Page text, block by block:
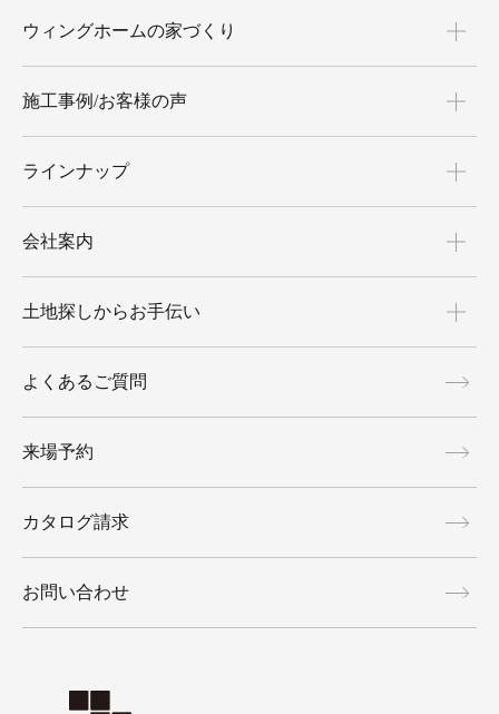
ウィングホームの家づくり
施工事例/お客様の声
ラインナップ
会社案内
土地探しからお手伝い
よくあるご質問
来場予約
カタログ請求
お問い合わせ